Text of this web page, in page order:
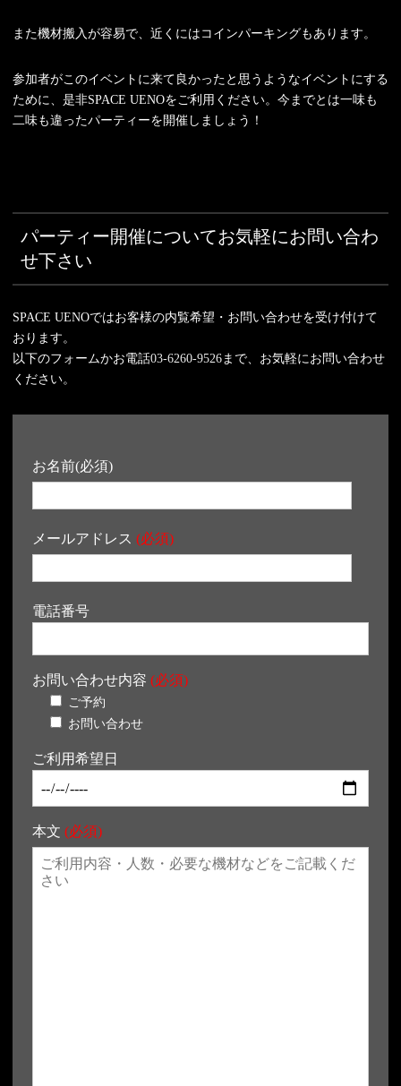
また機材搬入が容易で、近くにはコインパーキングもあります。
参加者がこのイベントに来て良かったと思うようなイベントにする
ために、是非SPACE UENOをご利用ください。今までとは一味も
二味も違ったパーティーを開催しましょう！
パーティー開催についてお気軽にお問い合わ
せ下さい
SPACE UENOではお客様の内覧希望・お問い合わせを受け付けて
おります。
以下のフォームかお電話03-6260-9526まで、お気軽にお問い合わせ
ください。
お名前(必須)
メールアドレス (必須)
電話番号
お問い合わせ内容 (必須)
ご予約
お問い合わせ
ご利用希望日
本文 (必須)